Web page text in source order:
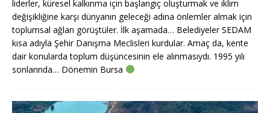
liderler, küresel kalkınma için başlangıç oluşturmak ve iklim
değişikliğine karşı dünyanın geleceği adına önlemler almak için
toplumsal ağları görüştüler. İlk aşamada… Belediyeler SEDAM
kısa adıyla Şehir Danışma Meclisleri kurdular. Amaç da, kente
dair konularda toplum düşüncesinin ele alınmasıydı. 1995 yılı
sonlarında… Dönemin Bursa